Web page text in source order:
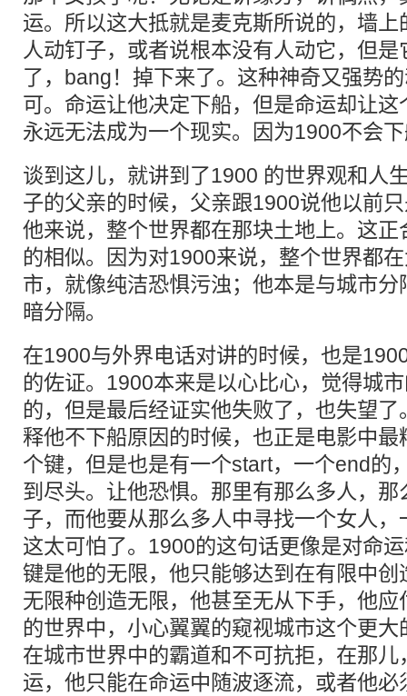
运。所以这大抵就是麦克斯所说的，墙
人动钉子，或者说根本没有人动它，但
了，bang！掉下来了。这种神奇又强势
可。命运让他决定下船，但是命运却让
永远无法成为一个现实。因为1900不会
谈到这儿，就讲到了1900 的世界观和人
子的父亲的时候，父亲跟1900说他以前
他来说，整个世界都在那块土地上。这
的相似。因为对1900来说，整个世界都
市，就像纯洁恐惧污浊；他本是与城市
暗分隔。
在1900与外界电话对讲的时候，也是
的佐证。1900本来是以心比心，觉得城
的，但是最后经证实他失败了，也失望
释他不下船原因的时候，也正是电影中
个键，但是也是有一个start，一个end的
到尽头。让他恐惧。那里有那么多人，
子，而他要从那么多人中寻找一个女人
这太可怕了。1900的这句话更像是对命
键是他的无限，他只能够达到在有限中
无限种创造无限，他甚至无从下手，他
的世界中，小心翼翼的窥视城市这个更
在城市世界中的霸道和不可抗拒，在那
运，他只能在命运中随波逐流，或者他